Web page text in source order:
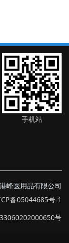
手机站
峰医用品有限公司
备05044685号-1
号